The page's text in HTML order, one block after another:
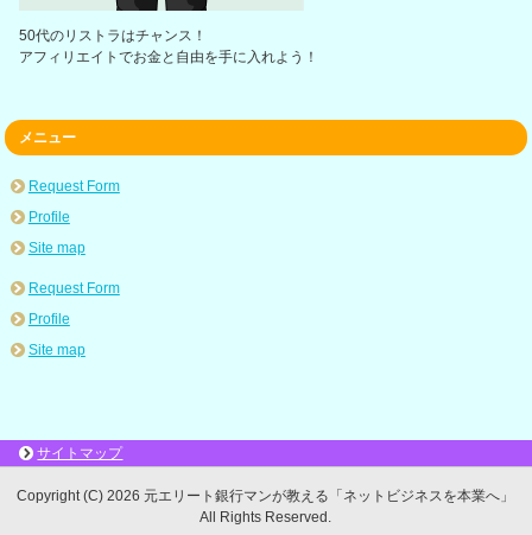
50代のリストラはチャンス！
アフィリエイトでお金と自由を手に入れよう！
メニュー
Request Form
Profile
Site map
Request Form
Profile
Site map
サイトマップ
Copyright (C) 2026 元エリート銀行マンが教える「ネットビジネスを本業へ」
All Rights Reserved.